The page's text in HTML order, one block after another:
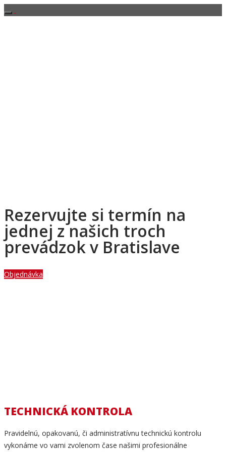
Rezervujte si termín na
jednej z našich troch
prevádzok v Bratislave
Objednávka
TECHNICKÁ KONTROLA
Pravidelnú, opakovanú, či administratívnu technickú kontrolu
vykonáme vo vami zvolenom čase našimi profesionálne